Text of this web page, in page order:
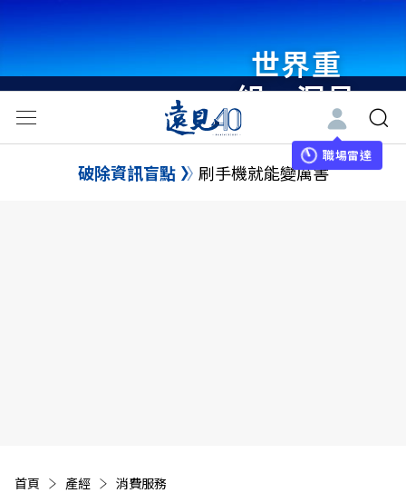
世界重
組・洞見
未來 與
世界領袖
職場雷達
破除資訊盲點 刷手機就能變厲害
首頁 產經 消費服務